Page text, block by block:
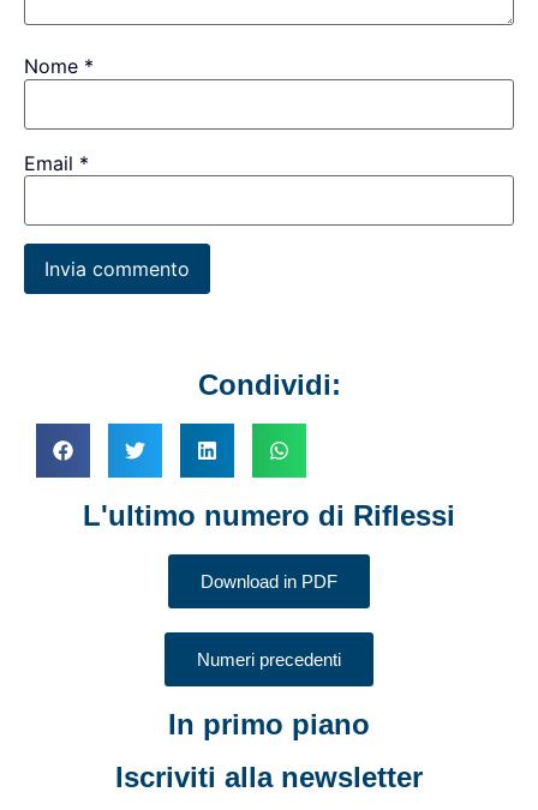
Nome *
Email *
Condividi:
L'ultimo numero di Riflessi
Download in PDF
Numeri precedenti
In primo piano
Iscriviti alla newsletter